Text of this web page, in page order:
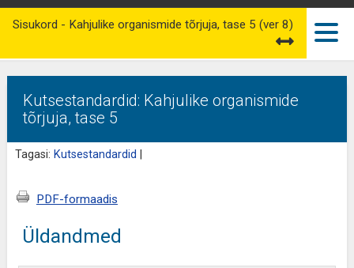
Kutsestandardid: Kahjulike organismide
tõrjuja, tase 5
Tagasi: Kutsestandardid
Sisukord - Kahjulike organismide tõrjuja, tase 5 (ver 8)
PDF-formaadis
Üldandmed